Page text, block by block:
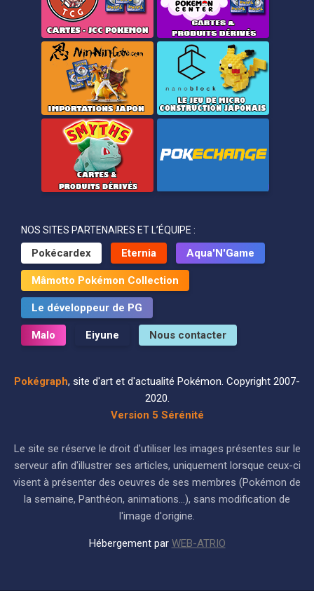
NOS SITES PARTENAIRES ET L’ÉQUIPE :
Pokécardex Eternia Aqua'N'Game
Mâmotto Pokémon Collection
Le développeur de PG
Malo Eiyune Nous contacter
Pokégraph, site d'art et d'actualité Pokémon. Copyright 2007-
2020.
Version 5 Sérénité
Le site se réserve le droit d'utiliser les images présentes sur le
serveur afin d'illustrer ses articles, uniquement lorsque ceux-ci
visent à présenter des oeuvres de ses membres (Pokémon de
la semaine, Panthéon, animations...), sans modification de
l'image d'origine.
Hébergement par WEB-ATRIO